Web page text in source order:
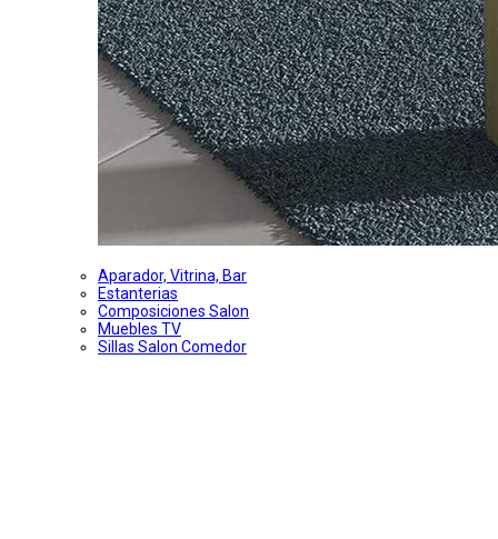
Aparador, Vitrina, Bar
Estanterias
Composiciones Salon
Muebles TV
Sillas Salon Comedor